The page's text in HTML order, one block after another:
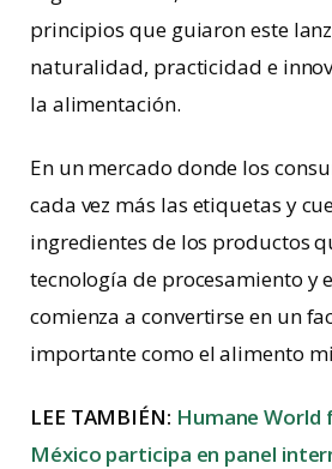
principios que guiaron este
naturalidad, practicidad e
la alimentación.
En un mercado donde los
cada vez más las etiquetas y
ingredientes de los productos
tecnología de procesamiento y
comienza a convertirse en un
importante como el alimento
LEE TAMBIÉN: Humane World
México participa en panel